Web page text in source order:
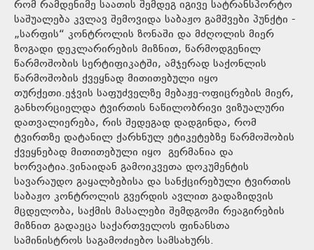
რომ რამდენიმე საათის შემდეგ იგივე სატრანსპორტო
საშუალება კვლავ შემოვიდა საბაჟო გამშვები პუნქტი -
„სარფის“ კონტროლის ზონაში და მძღოლის მიერ
ზოგადი დეკლარირების მიზნით, წარმოდგენილ
წარმოშობის სერტიფიკატში, ამჯერად საქონლის
წარმოშობის ქვეყნად მითითებული იყო
თურქეთი.ეჭვის საფუძველზე მებაჟე-ოფიცრების მიერ,
განხორციელდა ტვირთის ნაწილობრივი ვიზუალური
დათვალიერება, რის შედეგად დადგინდა, რომ
ტვირთზე დატანილ ქარხნულ ეტიკეტებზე წარმოშობის
ქვეყნებად მითითებული იყო გერმანია და
ხორვატია.ვინაიდან გამოიკვეთა დოკუმენტის
სავარაუდო გაყალბებისა და სანქცირებული ტვირთის
საბაჟო კონტროლის გვერდის ავლით გადაზიდვის
მცდელობა, საქმის მასალები შემდგომი რეაგირების
მიზნით გადაეცა საქართველოს ფინანსთა
სამინისტროს საგამოძიებო სამსახურს.